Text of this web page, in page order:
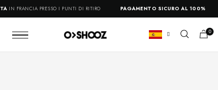
PRESSO I PUNTI DI RITIRO PAGAMENTO SICURO AL 100% 14